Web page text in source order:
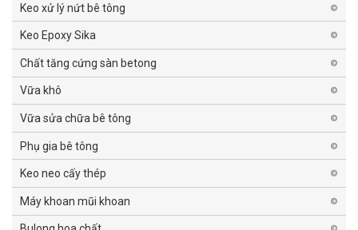
Keo xử lý nứt bê tông
Keo Epoxy Sika
Chất tăng cứng sàn betong
Vữa khô
Vữa sửa chữa bê tông
Phụ gia bê tông
Keo neo cấy thép
Máy khoan mũi khoan